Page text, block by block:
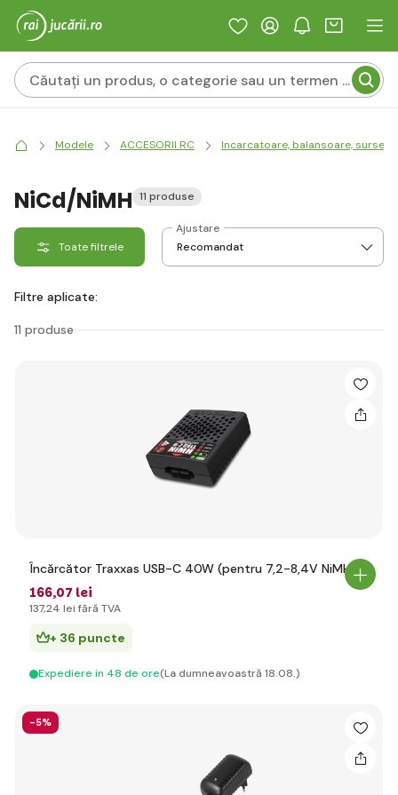
Modele ACCESORII RC Incarcatoare, balansoare, surse
NiCd/NiMH 11 produse
Toate filtrele
Ajustare
Filtre aplicate:
11 produse
Încărcător Traxxas USB-C 40W (pentru 7,2-8,4V NiMH)
166,07 lei
137,24 lei fără TVA
+ 36 puncte
Expediere in 48 de ore(La dumneavoastră 18.08.)
-5%